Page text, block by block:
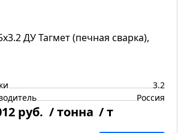
ДУ Тагмет (печная сварка),
3.2
Россия
руб. / тонна / т